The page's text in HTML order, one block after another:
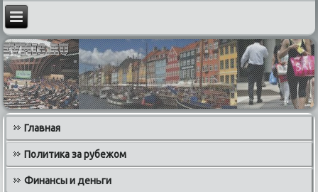
Главная
Политика за рубежом
Финансы и деньги